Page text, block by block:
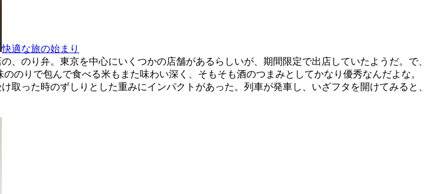
快適な旅の始まり
のり弁。東京を中心にいくつかの店舗があるらしいが、期間限定で出店していたようだ。で、
のりで包んで食べる米もまた味わい深く、そもそも酒のつまみとしてかなり優秀なんだよな。
った時のずしりとした重みにインパクトがあった。列車が発車し、いざフタを開けてみると、